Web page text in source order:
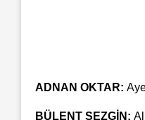
ADNAN OKTAR:
BÜLENT SEZGİN: